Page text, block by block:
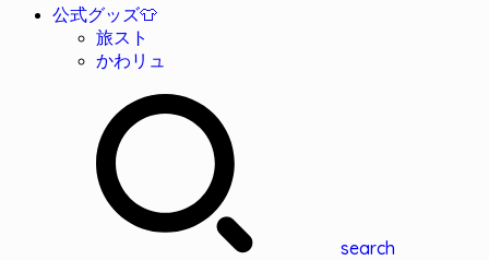
公式グッズ👕
旅スト
かわリュ
search